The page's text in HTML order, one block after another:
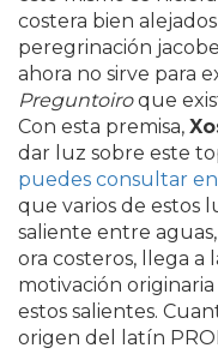
costera bien
peregrinación
ahora no sirve para
Preguntoiroque
Con esta premisa,
dar luz sobre este
puedes consultar
que varios de estos
saliente entre
ora costeros, llega a
motivación
estos salientes.
origen del latín